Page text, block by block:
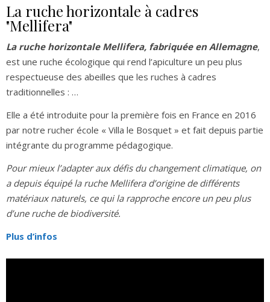
La ruche horizontale à cadres
"Mellifera"
La ruche horizontale Mellifera, fabriquée en Allemagne,
est une ruche écologique qui rend l’apiculture un peu plus
respectueuse des abeilles que les ruches à cadres
traditionnelles : …
Elle a été introduite pour la première fois en France en 2016
par notre rucher école « Villa le Bosquet » et fait depuis partie
intégrante du programme pédagogique.
Pour mieux l’adapter aux défis du changement climatique, on
a depuis équipé la ruche Mellifera d’origine de différents
matériaux naturels, ce qui la rapproche encore un peu plus
d’une ruche de biodiversité.
Plus d’infos